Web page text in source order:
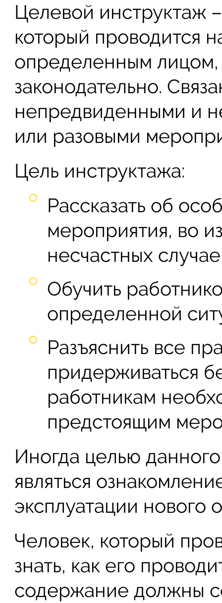
Целевой инструктаж
который проводится
определенным
законодательно.
непредвиденными и
или разовыми
Цель инструктажа:
Рассказать об
мероприятия, во
несчастных
Обучить
определенной
Разъяснить все
придерживаться
работникам
предстоящим
Иногда целью
являться
эксплуатации нового
Человек, который
знать, как его
содержание должны